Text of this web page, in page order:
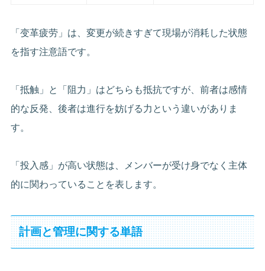
「变革疲劳」は、変更が続きすぎて現場が消耗した状態
を指す注意語です。
「抵触」と「阻力」はどちらも抵抗ですが、前者は感情
的な反発、後者は進行を妨げる力という違いがありま
す。
「投入感」が高い状態は、メンバーが受け身でなく主体
的に関わっていることを表します。
計画と管理に関する単語